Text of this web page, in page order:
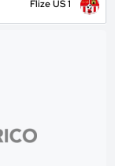
Flize US 1